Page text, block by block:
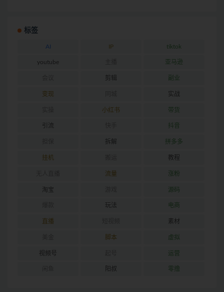
标签
AI IP tiktok
youtube 亚马逊
剪辑 副业
变现 实战
小红书 带货
引流 抖音
拆解 拼多多
挂机 教程
流量 涨粉
淘宝 源码
玩法 电商
直播 素材
脚本 虚拟
视频号 运营
阳叔 零撸